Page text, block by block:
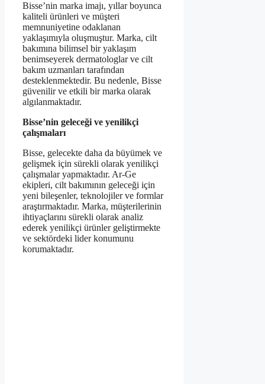
Bisse’nin marka imajı, yıllar boyunca
kaliteli ürünleri ve müşteri
memnuniyetine odaklanan
yaklaşımıyla oluşmuştur. Marka, cilt
bakımına bilimsel bir yaklaşım
benimseyerek dermatologlar ve cilt
bakım uzmanları tarafından
desteklenmektedir. Bu nedenle, Bisse
güvenilir ve etkili bir marka olarak
algılanmaktadır.
Bisse’nin geleceği ve yenilikçi
çalışmaları
Bisse, gelecekte daha da büyümek ve
gelişmek için sürekli olarak yenilikçi
çalışmalar yapmaktadır. Ar-Ge
ekipleri, cilt bakımının geleceği için
yeni bileşenler, teknolojiler ve formlar
araştırmaktadır. Marka, müşterilerinin
ihtiyaçlarını sürekli olarak analiz
ederek yenilikçi ürünler geliştirmekte
ve sektördeki lider konumunu
korumaktadır.